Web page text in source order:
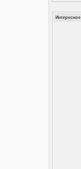
Интересное